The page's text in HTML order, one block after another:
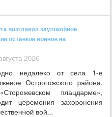
возглавил заупокойное
останков воинов на
2026
недалеко от села 1-е
Острогожского района,
плацдарме»,
церемония захоронения
вой...